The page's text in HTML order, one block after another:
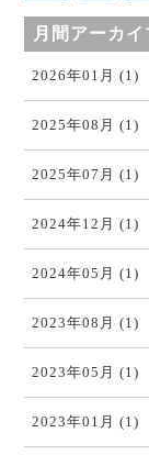
月間アーカイ
2026年01月 (1)
2025年08月 (1)
2025年07月 (1)
2024年12月 (1)
2024年05月 (1)
2023年08月 (1)
2023年05月 (1)
2023年01月 (1)